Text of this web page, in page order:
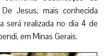
Jesus, mais conhecida
será realizada no dia 4 de
em Minas Gerais.